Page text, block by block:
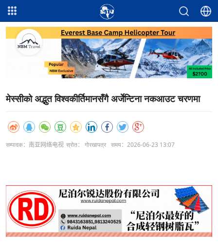
मेस्सीको अद्भुत विश्वकीर्तिमानसँगै अर्जेन्टिना नकआउट चरणमा
सम्पादक：南亚网络电视 स्रोत： गोरखापत्र समय：2026-06-23 13:07